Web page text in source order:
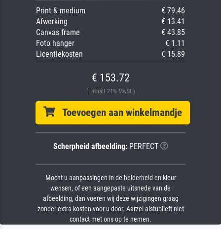
Print & medium
€ 79.46
Afwerking
€ 13.41
Canvas frame
€ 43.85
Foto hanger
€ 1.11
Licentiekosten
€ 15.89
€ 153.72
(Enthält 21% MwSt.)
Toevoegen aan winkelmandje
Scherpheid afbeelding:PERFECT
Mocht u aanpassingen in de helderheid en kleur
wensen, of een aangepaste uitsnede van de
afbeelding, dan voeren wij deze wijzigingen graag
zonder extra kosten voor u door. Aarzel alstublieft niet
contact met ons op te nemen.